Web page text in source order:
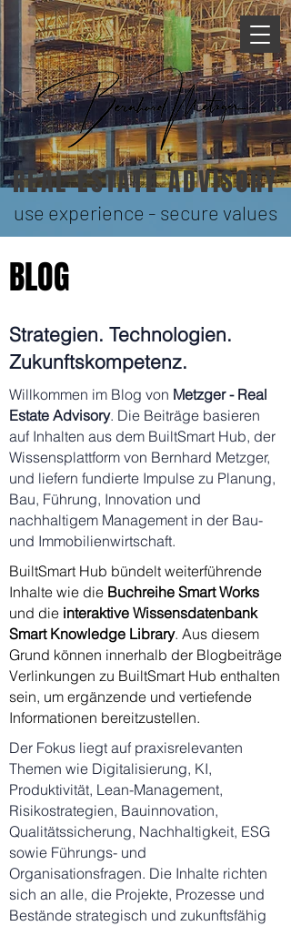
use experience - secure values
REAL ESTATE ADVISORY
BLOG
Strategien. Technologien.
Zukunftskompetenz.
Willkommen im Blog von Metzger - Real
Estate Advisory. Die Beiträge basieren
auf Inhalten aus dem BuiltSmart Hub, der
Wissensplattform von Bernhard Metzger,
und liefern fundierte Impulse zu Planung,
Bau, Führung, Innovation und
nachhaltigem Management in der Bau-
und Immobilienwirtschaft.
BuiltSmart Hub bündelt weiterführende
Inhalte wie die Buchreihe Smart Works
und die interaktive Wissensdatenbank
Smart Knowledge Library. Aus diesem
Grund können innerhalb der Blogbeiträge
Verlinkungen zu BuiltSmart Hub enthalten
sein, um ergänzende und vertiefende
Informationen bereitzustellen.
Der Fokus liegt auf praxisrelevanten
Themen wie Digitalisierung, KI,
Produktivität, Lean-Management,
Risikostrategien, Bauinnovation,
Qualitätssicherung, Nachhaltigkeit, ESG
sowie Führungs- und
Organisationsfragen. Die Inhalte richten
sich an alle, die Projekte, Prozesse und
Bestände strategisch und zukunftsfähig